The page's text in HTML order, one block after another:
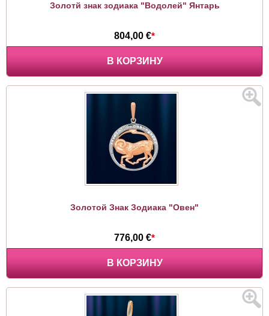
Золотй знак зодиака "Водолей" Янтарь
804,00 €*
В КОРЗИНУ
Золотой Знак Зодиака "Овен"
776,00 €*
В КОРЗИНУ